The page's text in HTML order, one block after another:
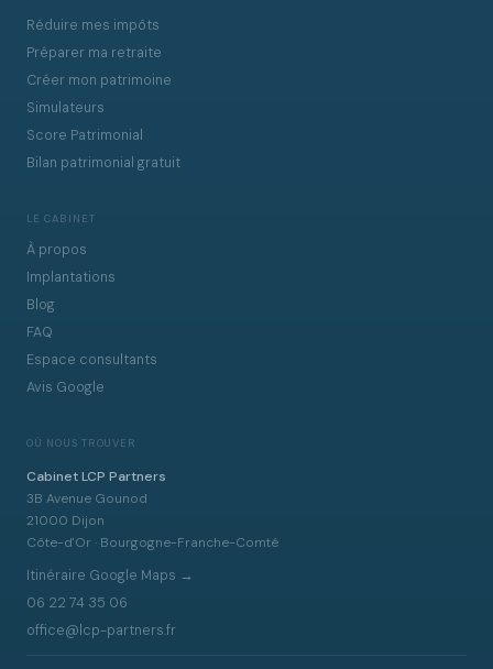
Réduire mes impôts
Préparer ma retraite
Créer mon patrimoine
Simulateurs
Score Patrimonial
Bilan patrimonial gratuit
LE CABINET
À propos
Implantations
Blog
FAQ
Espace consultants
Avis Google
OÙ NOUS TROUVER
Cabinet LCP Partners
3B Avenue Gounod
21000 Dijon
Côte-d'Or · Bourgogne-Franche-Comté
Itinéraire Google Maps →
06 22 74 35 06
office@lcp-partners.fr